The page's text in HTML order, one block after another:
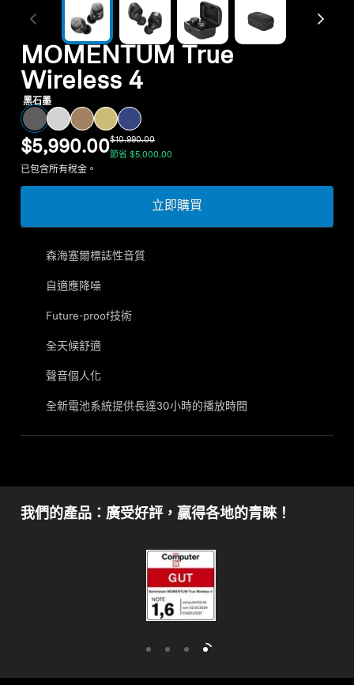
關於我們
技術
聲音空間
支援
MOMENTUM True
Wireless 4
黑石墨
$5,990.00$10,990.00
節省$5,000.00
已包含所有稅金。
立即購買
森海塞爾標誌性音質
自適應降噪
Future-proof技術
全天候舒適
聲音個人化
全新電池系統提供長達30小時的播放時間
我們的產品：廣受好評，贏得各地的青睞！